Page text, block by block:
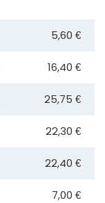
5,60 €
16,40 €
25,75 €
22,30 €
22,40 €
7,00 €